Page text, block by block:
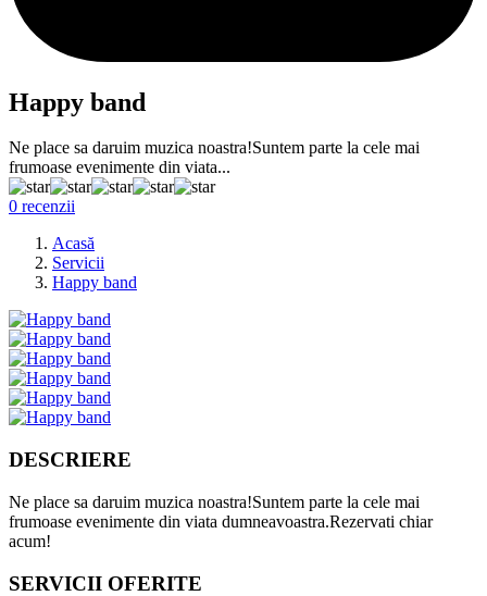
Happy band
Ne place sa daruim muzica noastra!Suntem parte la cele mai
frumoase evenimente din viata...
0 recenzii
Acasă
Servicii
Happy band
DESCRIERE
Ne place sa daruim muzica noastra!Suntem parte la cele mai
frumoase evenimente din viata dumneavoastra.Rezervati chiar
acum!
SERVICII OFERITE